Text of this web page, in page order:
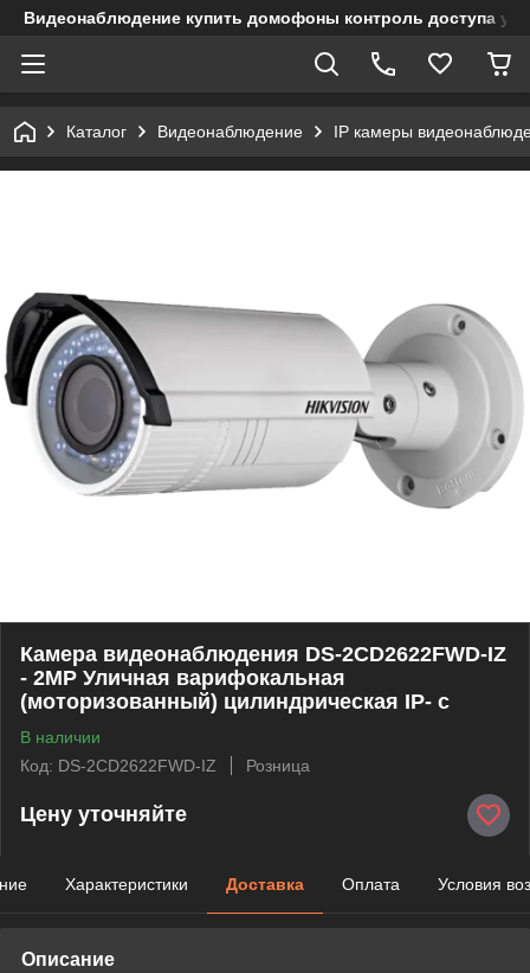
Видеонаблюдение купить домофоны контроль доступа
Каталог Видеонаблюдение IP камеры
Камера видеонаблюдения DS-2CD2622FWD-IZ
- 2MP Уличная варифокальная
(моторизованный) цилиндрическая IP- с
В наличии
Код: DS-2CD2622FWD-IZ
Розница
Цену уточняйте
Характеристики Доставка Оплата Условия
Описание